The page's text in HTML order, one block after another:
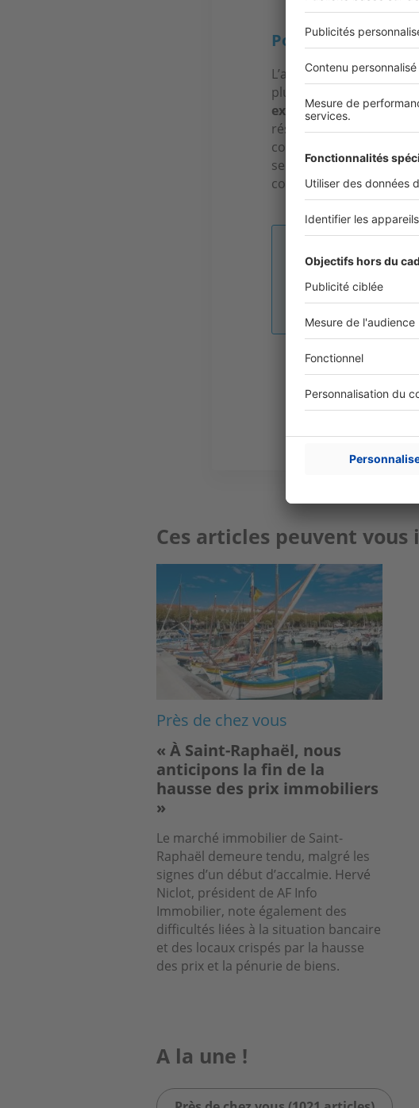
Pouvez-vous nous
L’agence AGI a été
plus-value pour nos
excellente
réseau Arturimmo.com
compétence : agence
sein de l’agence depuis
complet.
Ces articles peuvent vous
Près de chez vous
« À Saint-Raphaël, nous
anticipons la fin de la
hausse des prix immobiliers
»
Le marché immobilier de Saint-
Raphaël demeure tendu, malgré les
signes d’un début d’accalmie. Hervé
Niclot, président de AF Info
Immobilier, note également des
difficultés liées à la situation bancaire
et des locaux crispés par la hausse
des prix et la pénurie de biens.
A la une !